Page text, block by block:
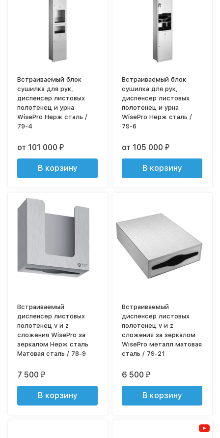
Встраиваемый блок
сушилка для рук,
диспенсер листовых
полотенец и урна
WisePro Нерж сталь /
79-4
от 101 000₽
В корзину
Встраиваемый блок
сушилка для рук,
диспенсер листовых
полотенец и урна
WisePro Нерж сталь /
79-6
от 105 000₽
В корзину
Встраиваемый
диспенсер листовых
полотенец v и z
сложения WisePro за
зеркалом Нерж сталь
Матовая сталь / 78-9
7 500₽
В корзину
Встраиваемый
диспенсер листовых
полотенец v и z
сложения за зеркалом
WisePro металл матовая
сталь / 79-21
6 500₽
В корзину